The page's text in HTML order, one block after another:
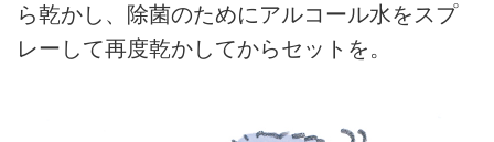
ら乾かし、除菌のためにアルコール水をスプ
レーして再度乾かしてからセットを。